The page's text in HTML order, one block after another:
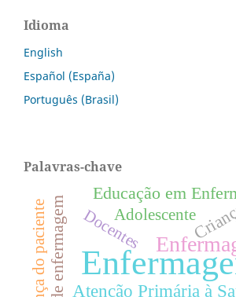
Idioma
English
Español (España)
Português (Brasil)
Palavras-chave
Atenção Primária à
Educação em
Adolescente
Docentes